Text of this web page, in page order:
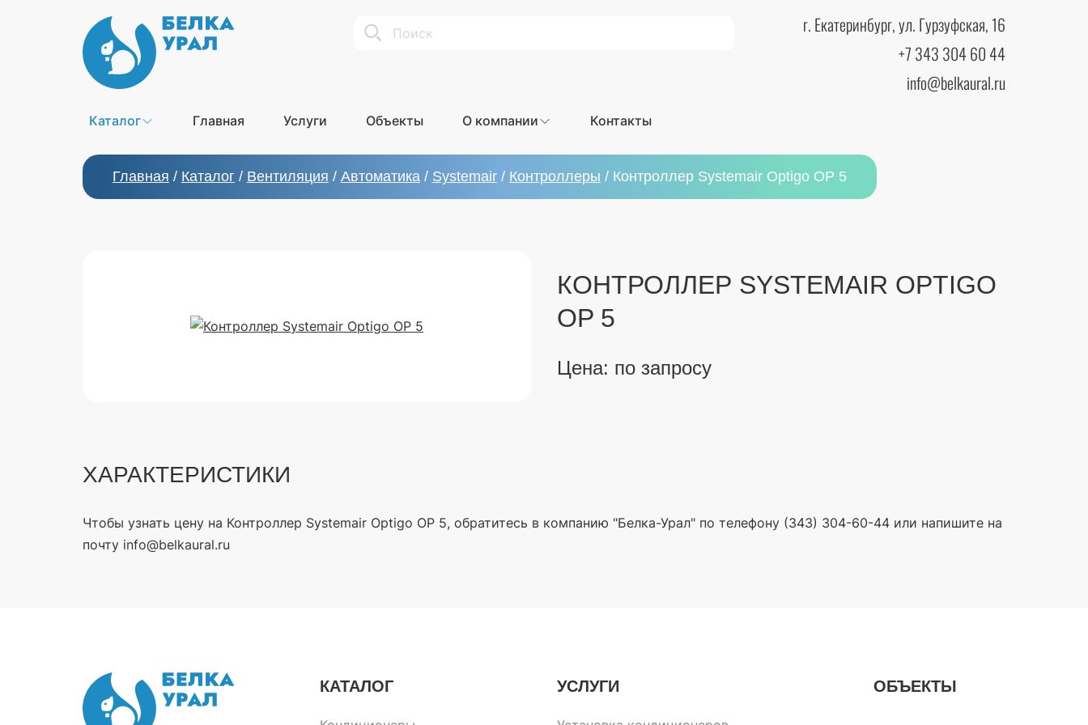
Search
г. Екатеринбург, ул. Гурзуфская, 16
+7 343 304 60 44
info@belkaural.ru
Каталог Главная Услуги Объекты О компании Контакты
Главная / Каталог / Вентиляция / Автоматика / Systemair / Контроллеры / Контроллер Systemair Optigo OP 5
КОНТРОЛЛЕР SYSTEMAIR OPTIGO
OP 5
Цена: по запросу
ХАРАКТЕРИСТИКИ
Чтобы узнать цену на Контроллер Systemair Optigo OP 5, обратитесь в компанию "Белка-Урал" по телефону (343) 304-60-44 или напишите на
почту info@belkaural.ru
КАТАЛОГ УСЛУГИ ОБЪЕКТЫ